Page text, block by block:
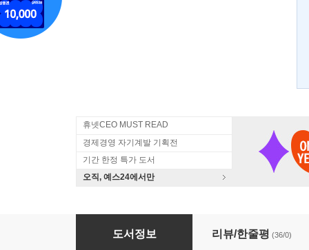
휴넷CEO MUST READ
경제경영 자기계발 기획전
기간 한정 특가 도서
오직, 예스24에서만
보스의 탄생
도서정보 리뷰/한줄평 (36/0)